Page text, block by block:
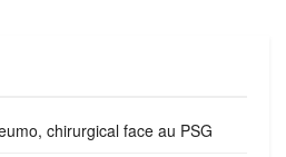
chirurgical face au PSG